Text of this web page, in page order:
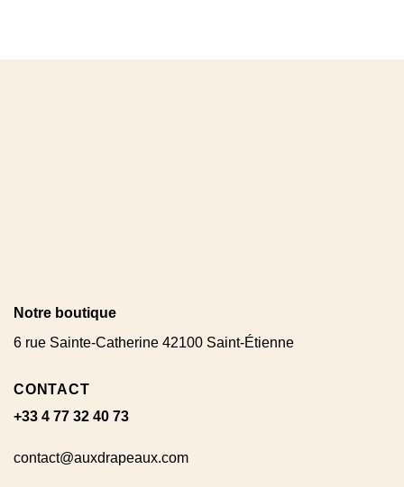
Notre boutique
6 rue Sainte-Catherine 42100 Saint-Étienne
CONTACT
+33 4 77 32 40 73
contact@auxdrapeaux.com